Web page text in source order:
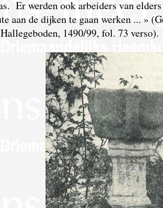
Er werden ook arbeiders van
aan de dijken te gaan werken ... »
1490/99, fol. 73 verso).